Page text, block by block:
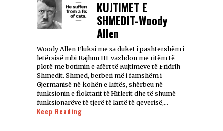
KUJTIMET E
SHMEDIT-Woody
Allen
Woody Allen Fluksi me sa duket i pashtershëm i
letërsisë mbi Rajhun III vazhdon me ritëm të
plotë me botimin e afërt të Kujtimeve të Fridrih
Shmedit. Shmed, berberi më i famshëm i
Gjermanisë në kohën e luftës, shërbeu në
funksionin e floktarit të Hitlerit dhe të shumë
funksionarëve të tjerë të lartë të qeverisë,…
Keep Reading